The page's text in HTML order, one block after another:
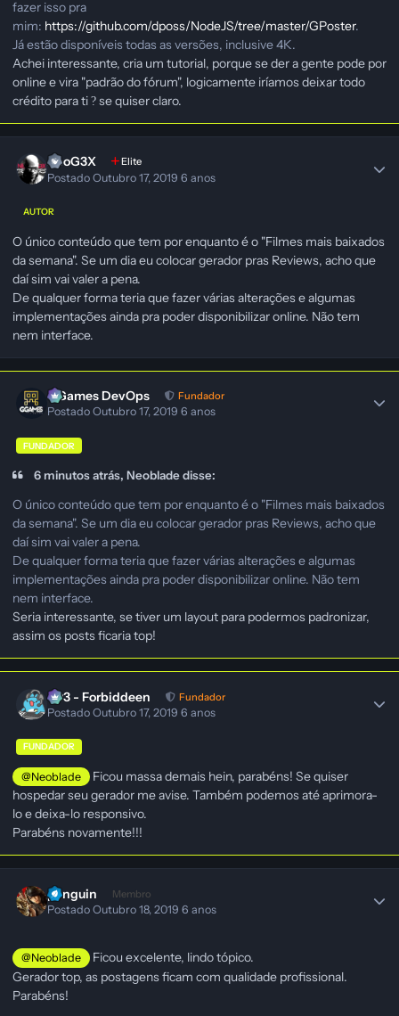
fazer isso pra
mim: https://github.com/dposs/NodeJS/tree/master/GPoster.
Já estão disponíveis todas as versões, inclusive 4K.
Achei interessante, cria um tutorial, porque se der a gente pode por
online e vira "padrão do fórum", logicamente iríamos deixar todo
crédito para ti?se quiser claro.
NeoG3X Elite
PostadoOutubro 17, 20196 anos
AUTOR
O único conteúdo que tem por enquanto é o "Filmes mais baixados
da semana". Se um dia eu colocar gerador pras Reviews, acho que
daí sim vai valer a pena.
De qualquer forma teria que fazer várias alterações e algumas
implementações ainda pra poder disponibilizar online. Não tem
nem interface.
GGames DevOps Fundador
PostadoOutubro 17, 20196 anos
FUNDADOR
6 minutos atrás, Neoblade disse:
O único conteúdo que tem por enquanto é o "Filmes mais baixados
da semana". Se um dia eu colocar gerador pras Reviews, acho que
daí sim vai valer a pena.
De qualquer forma teria que fazer várias alterações e algumas
implementações ainda pra poder disponibilizar online. Não tem
nem interface.
Seria interessante, se tiver um layout para podermos padronizar,
assim os posts ficaria top!
403 - Forbiddeen Fundador
PostadoOutubro 17, 20196 anos
FUNDADOR
@Neoblade
Ficou massa demais hein, parabéns! Se quiser
hospedar seu gerador me avise. Também podemos até aprimora-
lo e deixa-lo responsivo.
Parabéns novamente!!!
penguin Membro
PostadoOutubro 18, 20196 anos
@Neoblade
Ficou excelente, lindo tópico.
Gerador top, as postagens ficam com qualidade profissional.
Parabéns!